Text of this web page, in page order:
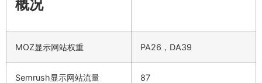
概况
MOZ显示网站权重 PA26，DA39
Semrush显示网站流量 87